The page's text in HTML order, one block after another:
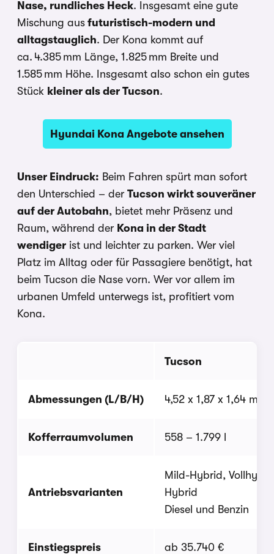
Nase, rundliches Heck. Insgesamt eine gute
Mischung aus futuristisch-modern und
alltagstauglich. Der Kona kommt auf
ca. 4.385 mm Länge, 1.825 mm Breite und
1.585 mm Höhe. Insgesamt also schon ein gutes
Stück kleiner als der Tucson.
Hyundai Kona Angebote ansehen
Unser Eindruck: Beim Fahren spürt man sofort
den Unterschied – der Tucson wirkt souveräner
auf der Autobahn, bietet mehr Präsenz und
Raum, während der Kona in der Stadt
wendiger ist und leichter zu parken. Wer viel
Platz im Alltag oder für Passagiere benötigt, hat
beim Tucson die Nase vorn. Wer vor allem im
urbanen Umfeld unterwegs ist, profitiert vom
Kona.
Tucson
Abmessungen (L/B/H) 4,52 x 1,87 x 1,64 m
Kofferraumvolumen 558 – 1.799 l
Antriebsvarianten
Mild-Hybrid,
Hybrid
Diesel und Benzin
Einstiegspreis ab 35.740 €